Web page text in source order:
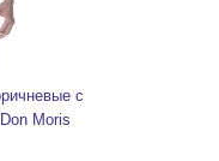
с
Moris